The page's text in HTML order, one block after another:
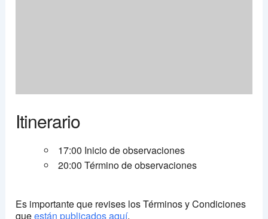
Itinerario
17:00 Inicio de observaciones
20:00 Término de observaciones
Es importante que revises los Términos y Condiciones
queestán publicados aquí.